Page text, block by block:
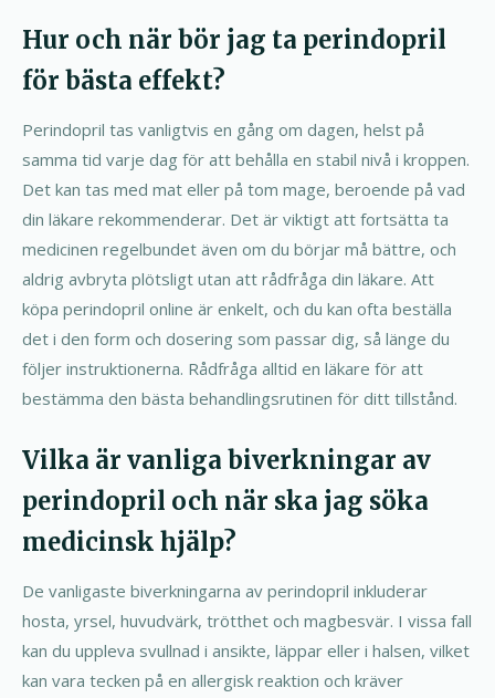
Hur och när bör jag ta perindopril
för bästa effekt?
Perindopril tas vanligtvis en gång om dagen, helst på
samma tid varje dag för att behålla en stabil nivå i kroppen.
Det kan tas med mat eller på tom mage, beroende på vad
din läkare rekommenderar. Det är viktigt att fortsätta ta
medicinen regelbundet även om du börjar må bättre, och
aldrig avbryta plötsligt utan att rådfråga din läkare. Att
köpa perindopril online är enkelt, och du kan ofta beställa
det i den form och dosering som passar dig, så länge du
följer instruktionerna. Rådfråga alltid en läkare för att
bestämma den bästa behandlingsrutinen för ditt tillstånd.
Vilka är vanliga biverkningar av
perindopril och när ska jag söka
medicinsk hjälp?
De vanligaste biverkningarna av perindopril inkluderar
hosta, yrsel, huvudvärk, trötthet och magbesvär. I vissa fall
kan du uppleva svullnad i ansikte, läppar eller i halsen, vilket
kan vara tecken på en allergisk reaktion och kräver